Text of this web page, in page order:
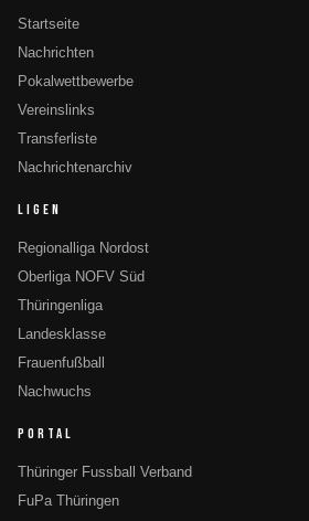
Startseite
Nachrichten
Pokalwettbewerbe
Vereinslinks
Transferliste
Nachrichtenarchiv
LIGEN
Regionalliga Nordost
Oberliga NOFV Süd
Thüringenliga
Landesklasse
Frauenfußball
Nachwuchs
PORTAL
Thüringer Fussball Verband
FuPa Thüringen